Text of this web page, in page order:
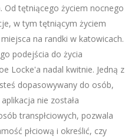
Od tętniącego życiem nocnego
w tym tętniącym życiem
na randki w katowicach.
podejścia do życia
Locke'a nadal kwitnie. Jedną z
dopasowywany do osób,
nie została
transpłciowych, pozwala
płciową i określić, czy